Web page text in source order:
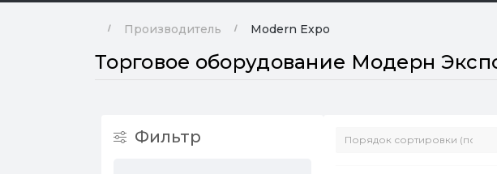
Производитель Modern Expo
Торговое оборудование Модерн
Фильтр